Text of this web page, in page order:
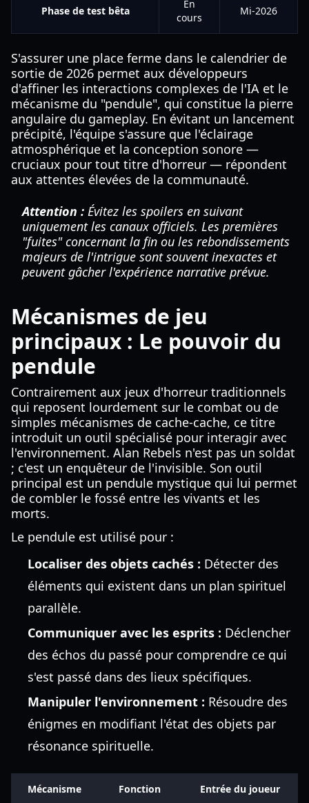
Phase de test bêta
En
cours
Mi-2026
S'assurer une place ferme dans le calendrier de
sortie de 2026 permet aux développeurs
d'affiner les interactions complexes de l'IA et le
mécanisme du "pendule", qui constitue la pierre
angulaire du gameplay. En évitant un lancement
précipité, l'équipe s'assure que l'éclairage
atmosphérique et la conception sonore —
cruciaux pour tout titre d'horreur — répondent
aux attentes élevées de la communauté.
Attention : Évitez les spoilers en suivant
uniquement les canaux officiels. Les premières
"fuites" concernant la fin ou les rebondissements
majeurs de l'intrigue sont souvent inexactes et
peuvent gâcher l'expérience narrative prévue.
Mécanismes de jeu
principaux : Le pouvoir du
pendule
Contrairement aux jeux d'horreur traditionnels
qui reposent lourdement sur le combat ou de
simples mécanismes de cache-cache, ce titre
introduit un outil spécialisé pour interagir avec
l'environnement. Alan Rebels n'est pas un soldat
; c'est un enquêteur de l'invisible. Son outil
principal est un pendule mystique qui lui permet
de combler le fossé entre les vivants et les
morts.
Le pendule est utilisé pour :
Localiser des objets cachés : Détecter des
éléments qui existent dans un plan spirituel
parallèle.
Communiquer avec les esprits : Déclencher
des échos du passé pour comprendre ce qui
s'est passé dans des lieux spécifiques.
Manipuler l'environnement : Résoudre des
énigmes en modifiant l'état des objets par
résonance spirituelle.
Mécanisme Fonction Entrée du joueur